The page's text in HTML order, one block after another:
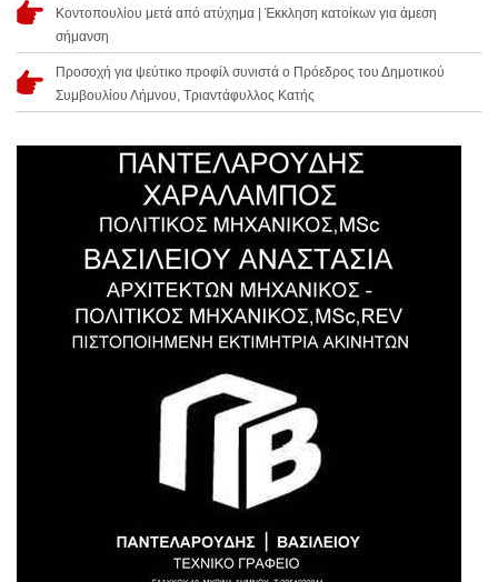
Κοντοπουλίου μετά από ατύχημα | Έκκληση κατοίκων για άμεση
σήμανση
Προσοχή για ψεύτικο προφίλ συνιστά ο Πρόεδρος του Δημοτικού
Συμβουλίου Λήμνου, Τριαντάφυλλος Κατής